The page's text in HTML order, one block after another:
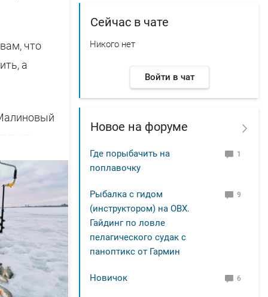
что
а
у
Сейчас в чате
Никого нет
Войти в чат
Новое на форуме
Где порыбачить на
поплавочку
1
Рыбалка с гидом
(инструктором) на ОВХ.
Гайдинг по ловле
пелагического судак с
паноптикс от Гармин
9
Новичок 6